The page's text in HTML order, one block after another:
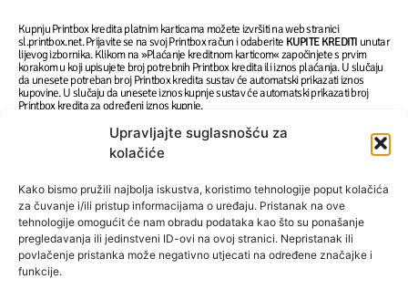
Upravljajte suglasnošću za
kolačiće
Kako bismo pružili najbolja iskustva, koristimo tehnologije poput kolačića
za čuvanje i/ili pristup informacijama o uređaju. Pristanak na ove
tehnologije omogućit će nam obradu podataka kao što su ponašanje
pregledavanja ili jedinstveni ID-ovi na ovoj stranici. Nepristanak ili
povlačenje pristanka može negativno utjecati na određene značajke i
funkcije.
Kupnju Printbox kredita platnim karticama možete izvršiti na web stranici
sl.printbox.net. Prijavite se na svoj Printbox račun i odaberite KUPITE KREDITI unutar
lijevog izbornika. Klikom na »Plaćanje kreditnom karticom« započinjete s prvim
korakom u koji upisujete broj potrebnih Printbox kredita ili iznos plaćanja. U slučaju
da unesete potreban broj Printbox kredita sustav će automatski prikazati iznos
kupovine. U slučaju da unesete iznos kupnje sustav će automatski prikazati broj
Printbox kredita za određeni iznos kupnje.
U sljedećem koraku trebate unijeti podatke svoje kreditne kartice (važeći broj
kartice, datum isteka i CVC kod) i kliknite na »Plati karticom« za potvrdu kupnje. U
izborniku FILLUPS možete pregledati svoju online kupnju i povijest cijele svoje
Što trebate znati o kupnji kreditnom karticom:
Bez naknade za plaćanje kreditnom karticom.
Usluga je dostupna samo registriranim korisnicima Printboxa.
Online kupnja može se obaviti kreditnim karticama Visa, MasterCard,
Discover i American Express.
Minimalni iznos kupovine je 1,00 EUR ili 2 Printbox kredita.